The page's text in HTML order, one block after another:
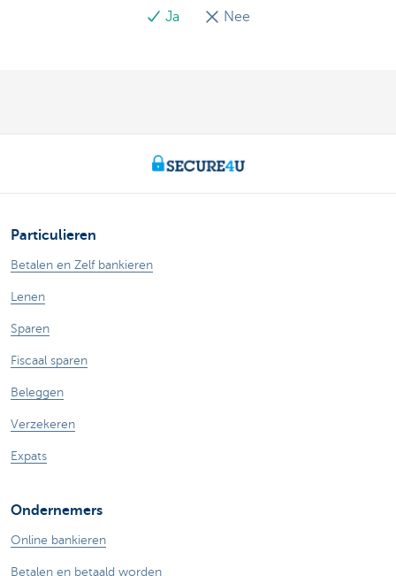
Ja Nee
Particulieren
Betalen en Zelf bankieren
Lenen
Sparen
Fiscaal sparen
Beleggen
Verzekeren
Expats
Ondernemers
Online bankieren
Betalen en betaald worden